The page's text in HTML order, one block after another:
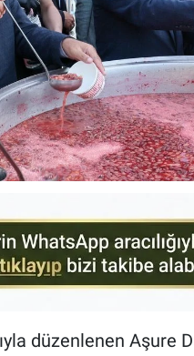
düzenlenen Aşure